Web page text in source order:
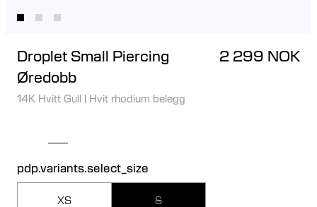
Droplet Small Piercing
Øredobb
2 299 NOK
14K Hvitt Gull | Hvit rhodium belegg
pdp.variants.select_size
XS S